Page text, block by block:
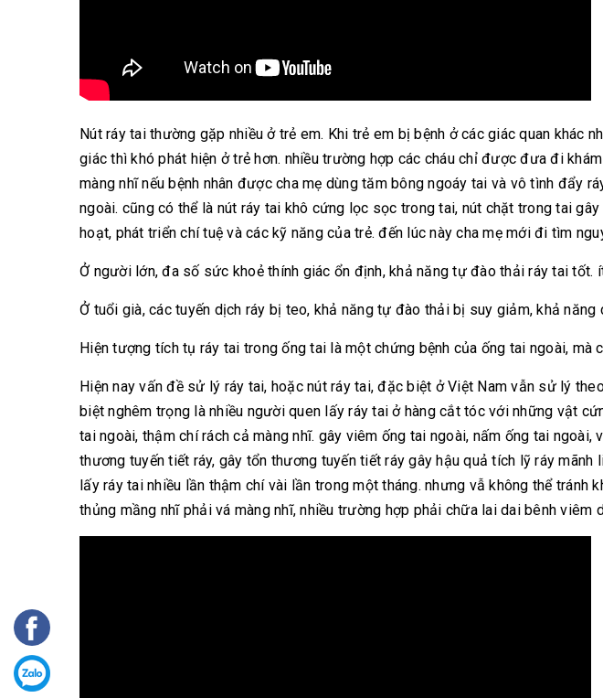
Nút ráy tai thường gặp nhiều ở trẻ em. Khi trẻ em bị bệnh ở các giác quan khác
giác thì khó phát hiện ở trẻ hơn. nhiều trường hợp các cháu chỉ được đưa đi
màng nhĩ nếu bệnh nhân được cha mẹ dùng tăm bông ngoáy tai và vô tình đẩy
ngoài. cũng có thể là nút ráy tai khô cứng lọc sọc trong tai, nút chặt trong tai
hoạt, phát triển chí tuệ và các kỹ năng của trẻ. đến lúc này cha mẹ mới đi tìm
Ở người lớn, đa số sức khoẻ thính giác ổn định, khả năng tự đào thải ráy tai tốt.
Ở tuổi già, các tuyến dịch ráy bị teo, khả năng tự đào thải bị suy giảm, khả
Hiện tượng tích tụ ráy tai trong ống tai là một chứng bệnh của ống tai ngoài, mà
Hiện nay vấn đề sử lý ráy tai, hoặc nút ráy tai, đặc biệt ở Việt Nam vẫn sử lý
biệt nghêm trọng là nhiều người quen lấy ráy tai ở hàng cắt tóc với những vật
tai ngoài, thậm chí rách cả màng nhĩ. gây viêm ống tai ngoài, nấm ống tai
thương tuyến tiết ráy, gây tổn thương tuyến tiết ráy gây hậu quả tích lỹ ráy
lấy ráy tai nhiều lần thậm chí vài lần trong một tháng. nhưng vẫ không thể
thủng mầng nhĩ phải vá màng nhĩ, nhiều trường hợp phải chữa lai dai bênh